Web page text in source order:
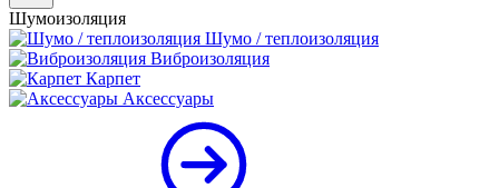
Шумоизоляция
Шумо / теплоизоляция
Виброизоляция
Карпет
Аксессуары